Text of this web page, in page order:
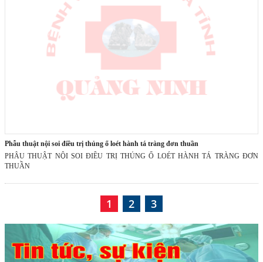
phẫu thuật nội soi điều trị thủng ổ loét hành tá tràng đơn thuần
PHẪU THUẬT NỘI SOI ĐIỀU TRỊ THỦNG Ổ LOÉT HÀNH TÁ TRÀNG ĐƠN
THUẦN
1 2 3